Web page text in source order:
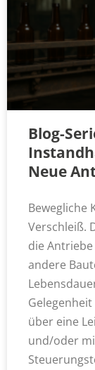
Blog-
Neue
Bewegliche
Verschleiß.
die
andere
über eine
und/oder